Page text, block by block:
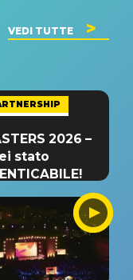
VEDI TUTTE
2026 –
stato